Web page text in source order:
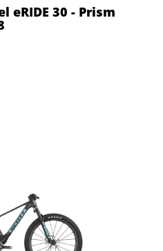
eRIDE 30 - Prism